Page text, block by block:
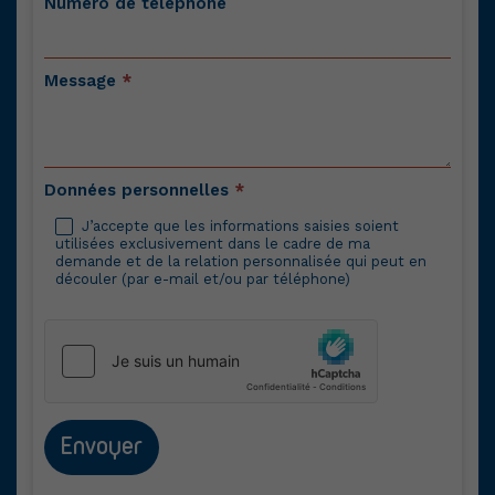
Message *
Données personnelles *
J’accepte que les informations saisies soient
utilisées exclusivement dans le cadre de ma
demande et de la relation personnalisée qui peut en
découler (par e-mail et/ou par téléphone)
Envoyer